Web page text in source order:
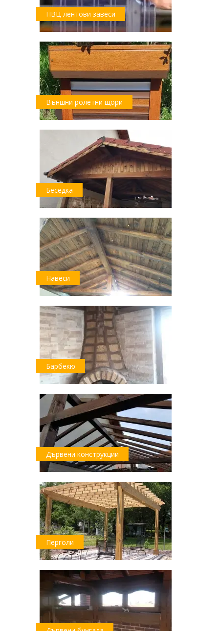
ПВЦ лентови завеси
Външни ролетни щори
Беседка
Навеси
Барбекю
Дървени конструкции
Перголи